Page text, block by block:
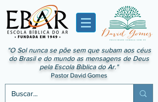
"O Sol nunca se põe sem que subam aos céus
do Brasil e do mundo as mensagens de Deus
pela Escola Bíblica do Ar."
Pastor David Gomes